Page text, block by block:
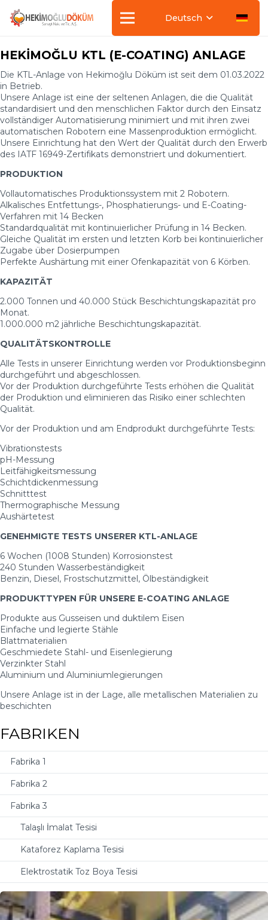
Deutsch
HEKİMOĞLU KTL (E-COATING) ANLAGE
Die KTL-Anlage von Hekimoğlu Döküm ist seit dem 01.03.2022
in Betrieb.
Unsere Anlage ist eine der seltenen Anlagen, die die Qualität
standardisiert und den menschlichen Faktor durch den Einsatz
vollständiger Automatisierung minimiert und mit ihren zwei
automatischen Robotern eine Massenproduktion ermöglicht.
Unsere Einrichtung hat den Wert der Qualität durch den Erwerb
des IATF 16949-Zertifikats demonstriert und dokumentiert.
PRODUKTION
Vollautomatisches Produktionssystem mit 2 Robotern.
Alkalisches Entfettungs-, Phosphatierungs- und E-Coating-
Verfahren mit 14 Becken
Standardqualität mit kontinuierlicher Prüfung in 14 Becken.
Gleiche Qualität im ersten und letzten Korb bei kontinuierlicher
Zugabe über Dosierpumpen
Perfekte Aushärtung mit einer Ofenkapazität von 6 Körben.
KAPAZITÄT
2.000 Tonnen und 40.000 Stück Beschichtungskapazität pro
Monat.
1.000.000 m2 jährliche Beschichtungskapazität.
QUALITÄTSKONTROLLE
Alle Tests in unserer Einrichtung werden vor Produktionsbeginn
durchgeführt und abgeschlossen.
Vor der Produktion durchgeführte Tests erhöhen die Qualität
der Produktion und eliminieren das Risiko einer schlechten
Qualität.
Vor der Produktion und am Endprodukt durchgeführte Tests:
Vibrationstests
pH-Messung
Leitfähigkeitsmessung
Schichtdickenmessung
Schnitttest
Thermographische Messung
Aushärtetest
GENEHMIGTE TESTS UNSERER KTL-ANLAGE
6 Wochen (1008 Stunden) Korrosionstest
240 Stunden Wasserbeständigkeit
Benzin, Diesel, Frostschutzmittel, Ölbeständigkeit
PRODUKTTYPEN FÜR UNSERE E-COATING ANLAGE
Produkte aus Gusseisen und duktilem Eisen
Einfache und legierte Stähle
Blattmaterialien
Geschmiedete Stahl- und Eisenlegierung
Verzinkter Stahl
Aluminium und Aluminiumlegierungen
Unsere Anlage ist in der Lage, alle metallischen Materialien zu
beschichten
FABRIKEN
Fabrika 1
Fabrika 2
Fabrika 3
Talaşlı İmalat Tesisi
Kataforez Kaplama Tesisi
Elektrostatik Toz Boya Tesisi